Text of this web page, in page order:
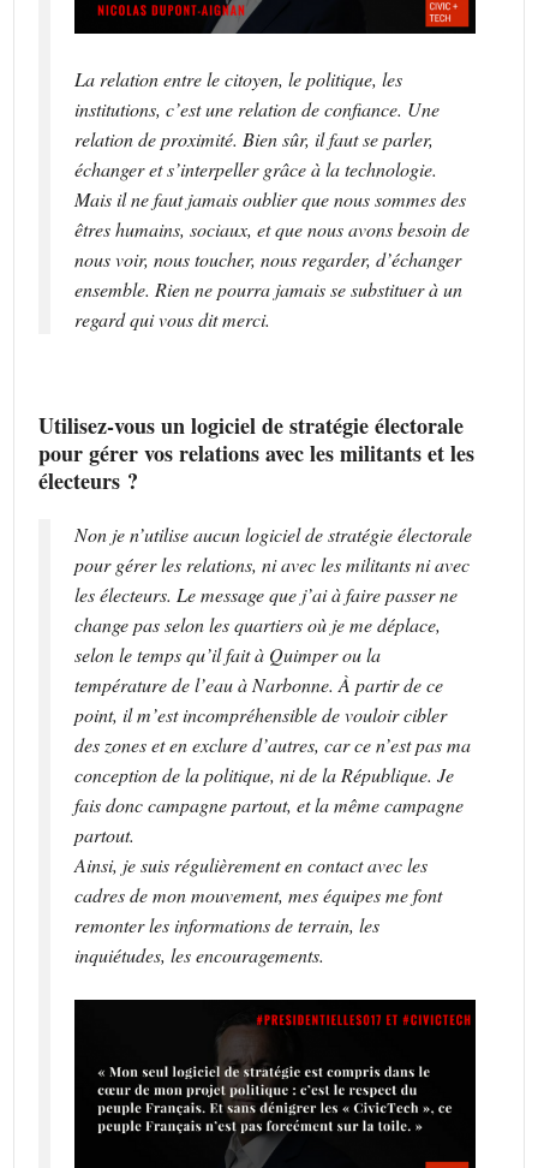
La relation entre le citoyen, le politique, les
institutions, c’est une relation de confiance. Une
relation de proximité. Bien sûr, il faut se parler,
échanger et s’interpeller grâce à la technologie.
Mais il ne faut jamais oublier que nous sommes des
êtres humains, sociaux, et que nous avons besoin de
nous voir, nous toucher, nous regarder, d’échanger
ensemble. Rien ne pourra jamais se substituer à un
regard qui vous dit merci.
Utilisez-vous un logiciel de stratégie électorale
pour gérer vos relations avec les militants et les
électeurs ?
Non je n’utilise aucun logiciel de stratégie électorale
pour gérer les relations, ni avec les militants ni avec
les électeurs. Le message que j’ai à faire passer ne
change pas selon les quartiers où je me déplace,
selon le temps qu’il fait à Quimper ou la
température de l’eau à Narbonne. À partir de ce
point, il m’est incompréhensible de vouloir cibler
des zones et en exclure d’autres, car ce n’est pas ma
conception de la politique, ni de la République. Je
fais donc campagne partout, et la même campagne
partout.
Ainsi, je suis régulièrement en contact avec les
cadres de mon mouvement, mes équipes me font
remonter les informations de terrain, les
inquiétudes, les encouragements.